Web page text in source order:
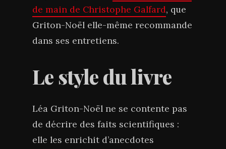
de main de Christophe Galfard, que
Griton-Noël elle-même recommande
dans ses entretiens.
Le style du livre
Léa Griton-Noël ne se contente pas
de décrire des faits scientifiques :
elle les enrichit d’anecdotes